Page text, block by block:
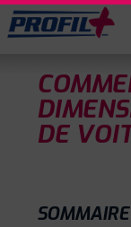
DE
SOMMAIRE